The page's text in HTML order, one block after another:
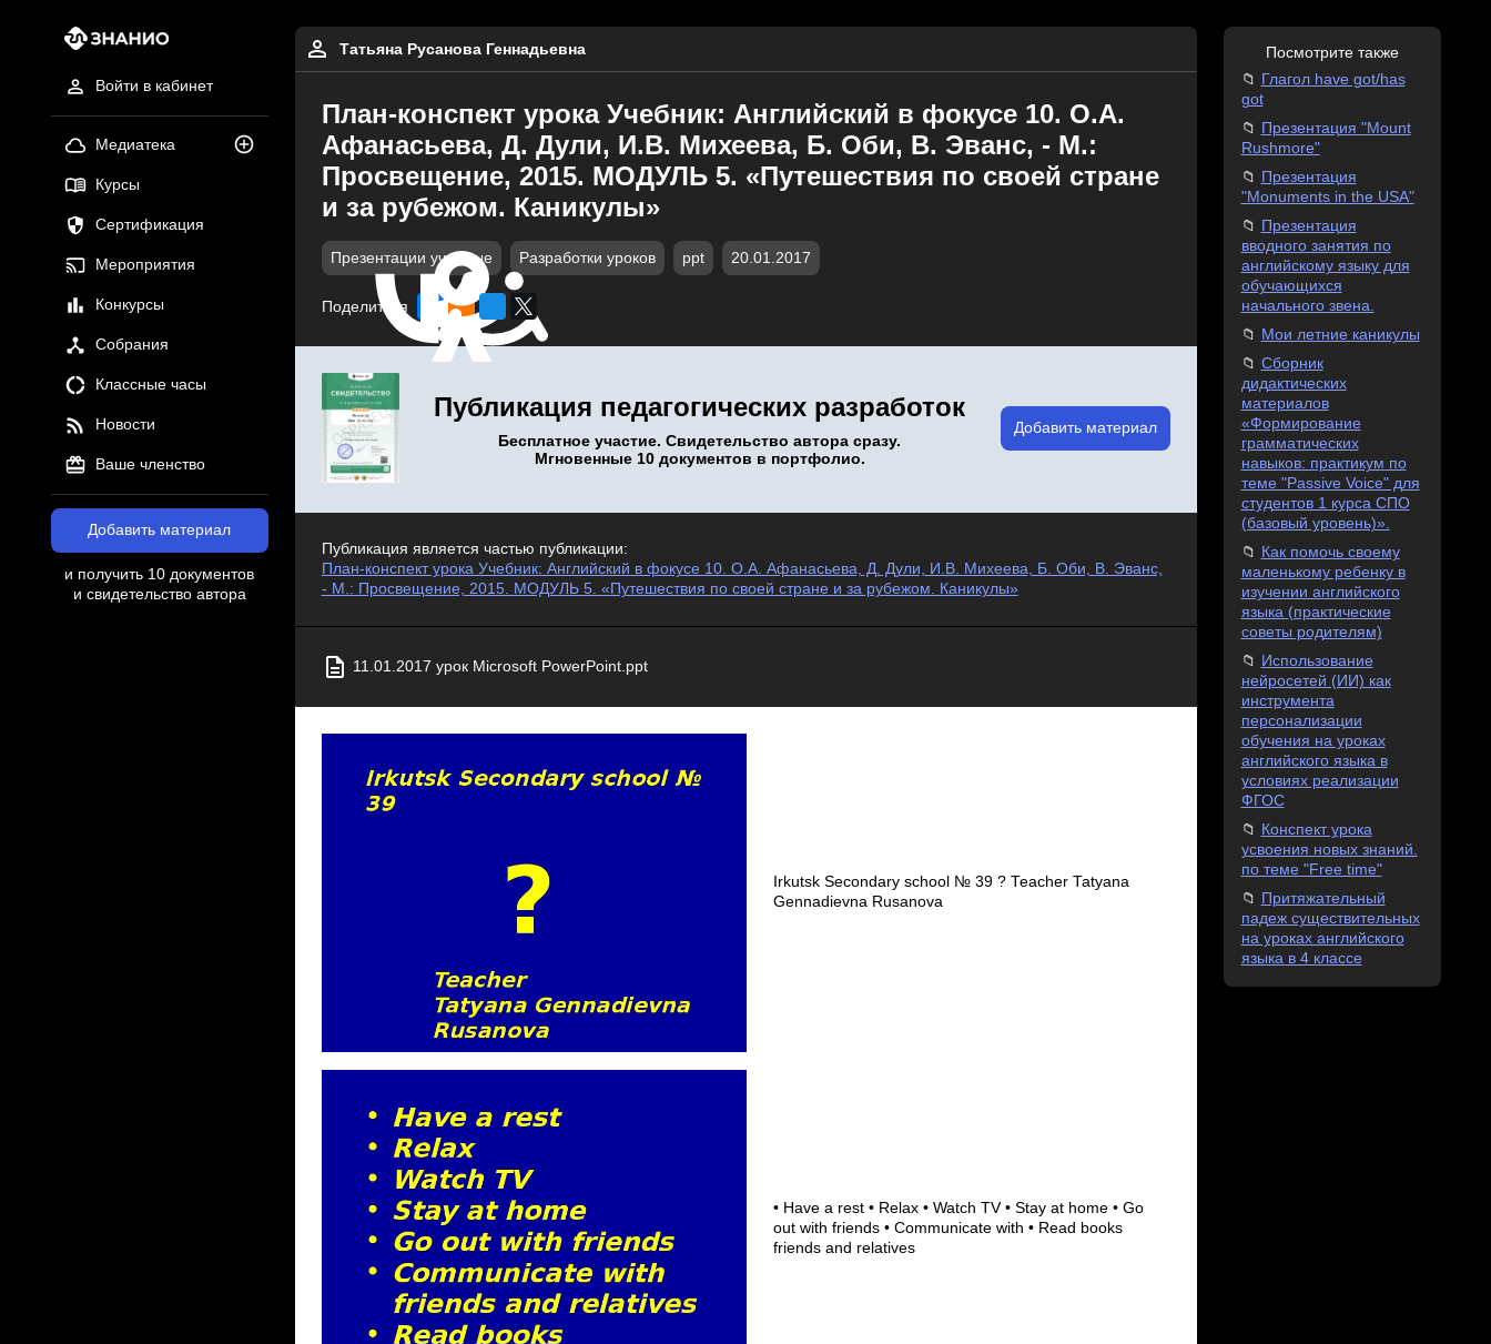
Войти в кабинет
Медиатека
Курсы
Сертификация
Мероприятия
Конкурсы
Собрания
Классные часы
Новости
Ваше членство
Добавить материал
и получить 10 документов
и свидетельство автора
Татьяна Русанова Геннадьевна
План-конспект урока Учебник: Английский в фокусе 10. О.А.
Афанасьева, Д. Дули, И.В. Михеева, Б. Оби, В. Эванс, - М.:
Просвещение, 2015. МОДУЛЬ 5. «Путешествия по своей стране
и за рубежом. Каникулы»
Презентации учебные Разработки уроков ppt 20.01.2017
Поделиться
Публикация педагогических разработок
Бесплатное участие. Свидетельство автора сразу.
Мгновенные 10 документов в портфолио.
Добавить материал
Публикация является частью публикации:
План-конспект урока Учебник: Английский в фокусе 10. О.А. Афанасьева, Д. Дули, И.В. Михеева, Б. Оби, В. Эванс,
- М.: Просвещение, 2015. МОДУЛЬ 5. «Путешествия по своей стране и за рубежом. Каникулы»
11.01.2017 урок Microsoft PowerPoint.ppt
Irkutsk Secondary school № 39 ? Teacher Tatyana
Gennadievna Rusanova
• Have a rest • Relax • Watch TV • Stay at home • Go
out with friends • Communicate with • Read books
friends and relatives
Посмотрите также
Глагол have got/has
got
Презентация "Mount
Rushmore"
Презентация
"Monuments in the USA"
Презентация
вводного занятия по
английскому языку для
обучающихся
начального звена.
Мои летние каникулы
Сборник
дидактических
материалов
«Формирование
грамматических
навыков: практикум по
теме "Passive Voice" для
студентов 1 курса СПО
(базовый уровень)».
Как помочь своему
маленькому ребенку в
изучении английского
языка (практические
советы родителям)
Использование
нейросетей (ИИ) как
инструмента
персонализации
обучения на уроках
английского языка в
условиях реализации
ФГОС
Конспект урока
усвоения новых знаний.
по теме "Free time"
Притяжательный
падеж существительных
на уроках английского
языка в 4 классе